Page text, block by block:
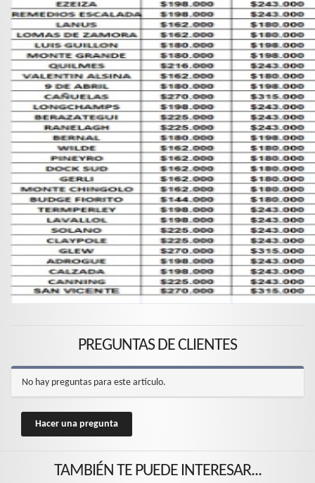
PREGUNTAS DE CLIENTES
No hay preguntas para este artículo.
Hacer una pregunta
TAMBIÉN TE PUEDE INTERESAR...